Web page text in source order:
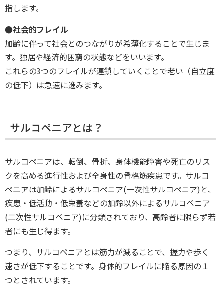
指します。
●社会的フレイル
加齢に伴って社会とのつながりが希薄化することで生じま
す。独居や経済的困窮の状態などをいいます。
これらの3つのフレイルが連鎖していくことで老い（自立度
の低下）は急速に進みます。
サルコペニアとは？
サルコペニアは、転倒、骨折、身体機能障害や死亡のリス
クを高める進行性および全身性の骨格筋疾患です。サルコ
ペニアは加齢によるサルコペニア(一次性サルコペニア)と、
疾患・低活動・低栄養などの加齢以外によるサルコペニア
(二次性サルコペニア)に分類されており、高齢者に限らず若
者にも生じ得ます。
つまり、サルコペニアとは筋力が減ることで、握力や歩く
速さが低下することです。身体的フレイルに陥る原因の１
つとされています。